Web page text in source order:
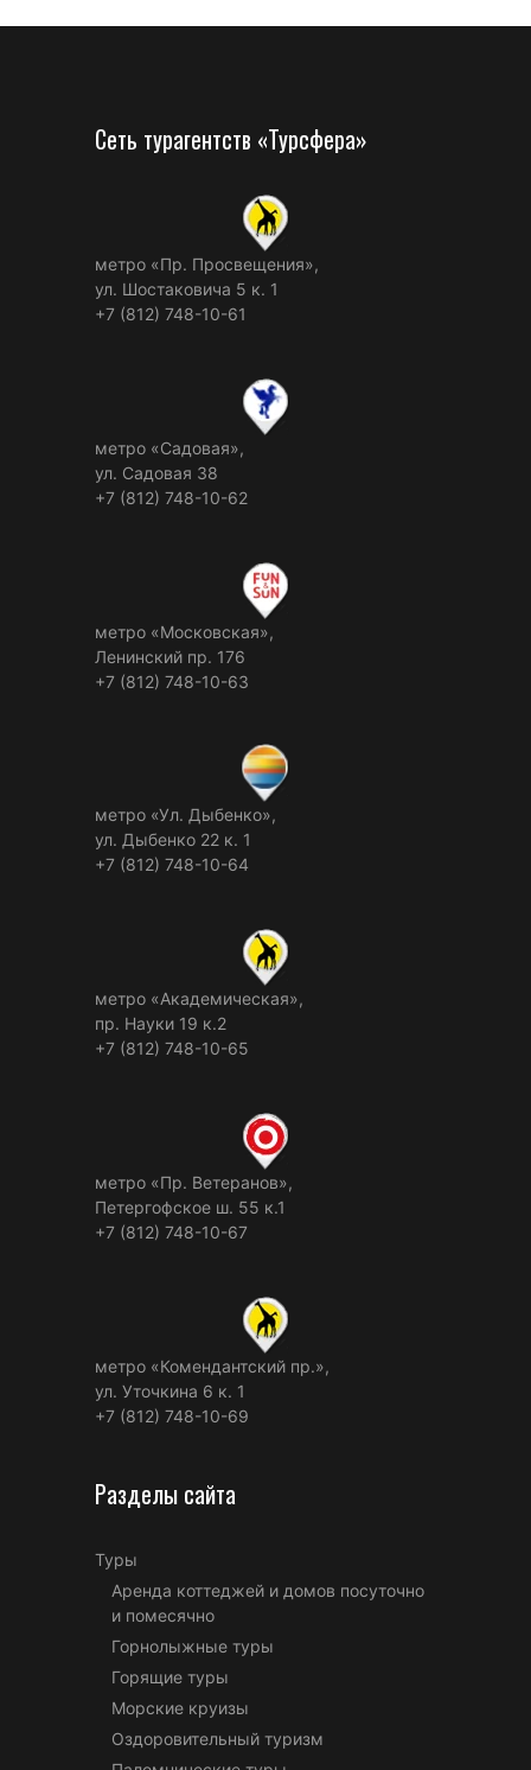
Сеть турагентств «Турсфера»
метро «Пр. Просвещения»,
ул. Шостаковича 5 к. 1
+7 (812) 748-10-61
метро «Садовая»,
ул. Садовая 38
+7 (812) 748-10-62
метро «Московская»,
Ленинский пр. 176
+7 (812) 748-10-63
метро «Ул. Дыбенко»,
ул. Дыбенко 22 к. 1
+7 (812) 748-10-64
метро «Академическая»,
пр. Науки 19 к.2
+7 (812) 748-10-65
метро «Пр. Ветеранов»,
Петергофское ш. 55 к.1
+7 (812) 748-10-67
метро «Комендантский пр.»,
ул. Уточкина 6 к. 1
+7 (812) 748-10-69
Разделы сайта
Туры
Аренда коттеджей и домов посуточно
и помесячно
Горнолыжные туры
Горящие туры
Морские круизы
Оздоровительный туризм